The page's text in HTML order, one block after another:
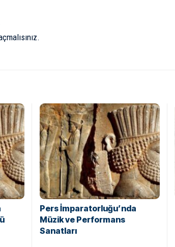
.
Pers İmparatorluğu’nda
Müzik ve Performans
Sanatları